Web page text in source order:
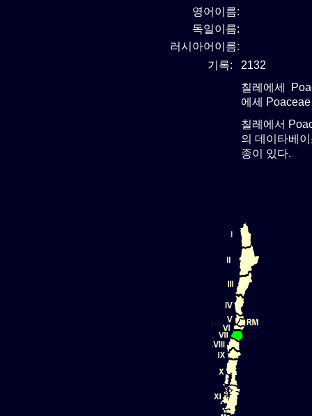
영어이름:
독일이름:
러시아어이름:
기록:
2132
칠레에세
에세
칠레에서
의 데이타베
종이 있다.